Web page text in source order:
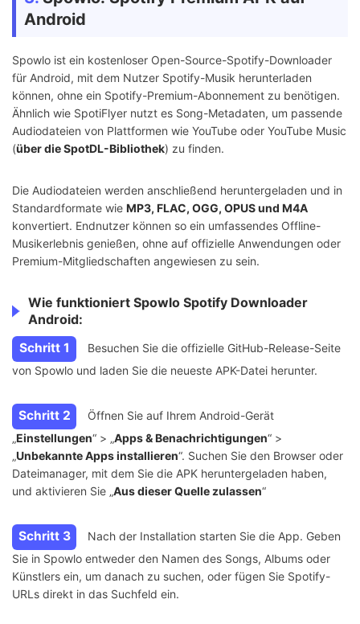
Android
Spowlo ist ein kostenloser Open-Source-Spotify-Downloader
für Android, mit dem Nutzer Spotify-Musik herunterladen
können, ohne ein Spotify-Premium-Abonnement zu benötigen.
Ähnlich wie SpotiFlyer nutzt es Song-Metadaten, um passende
Audiodateien von Plattformen wie YouTube oder YouTube Music
(über die SpotDL-Bibliothek) zu finden.
Die Audiodateien werden anschließend heruntergeladen und in
Standardformate wie MP3, FLAC, OGG, OPUS und M4A
konvertiert. Endnutzer können so ein umfassendes Offline-
Musikerlebnis genießen, ohne auf offizielle Anwendungen oder
Premium-Mitgliedschaften angewiesen zu sein.
Wie funktioniert Spowlo Spotify Downloader
Android:
Schritt 1
Besuchen Sie die offizielle GitHub-Release-Seite
von Spowlo und laden Sie die neueste APK-Datei herunter.
Schritt 2
Öffnen Sie auf Ihrem Android-Gerät
„Einstellungen“ > „Apps & Benachrichtigungen“ >
„Unbekannte Apps installieren“. Suchen Sie den Browser oder
Dateimanager, mit dem Sie die APK heruntergeladen haben,
und aktivieren Sie „Aus dieser Quelle zulassen“
Schritt 3
Nach der Installation starten Sie die App. Geben
Sie in Spowlo entweder den Namen des Songs, Albums oder
Künstlers ein, um danach zu suchen, oder fügen Sie Spotify-
URLs direkt in das Suchfeld ein.